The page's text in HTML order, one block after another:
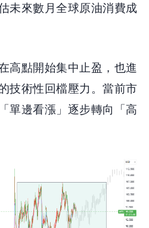
未來數月全球原油消費成
高點開始集中止盈，也進
技術性回檔壓力。當前市
單邊看漲」逐步轉向「高